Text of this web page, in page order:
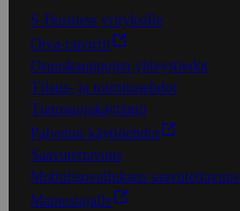
S-Business yrityksille
Oiva-raportit
Osuuskauppojen yhteystiedot
Tilaus- ja toimitusehdot
Tietosuojakäytäntö
Palvelun käyttöehdot
Saavutettavuus
Mobiilisovelluksen saavutettavuus
Mainostajalle